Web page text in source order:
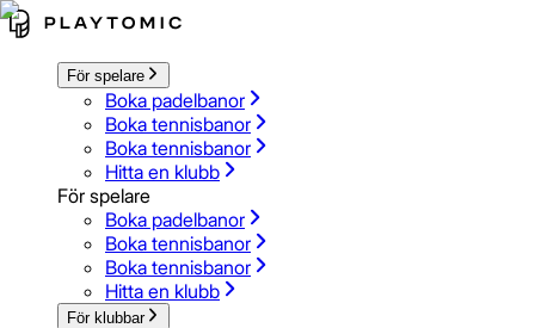
För spelare
Boka padelbanor
Boka tennisbanor
Boka tennisbanor
Hitta en klubb
För spelare
Boka padelbanor
Boka tennisbanor
Boka tennisbanor
Hitta en klubb
För klubbar